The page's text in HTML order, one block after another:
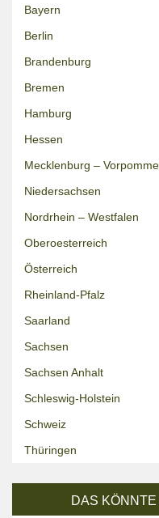
Bayern
Berlin
Brandenburg
Bremen
Hamburg
Hessen
Mecklenburg –
Niedersachsen
Nordrhein – Westfalen
Oberoesterreich
Österreich
Rheinland-Pfalz
Saarland
Sachsen
Sachsen Anhalt
Schleswig-Holstein
Schweiz
Thüringen
DAS